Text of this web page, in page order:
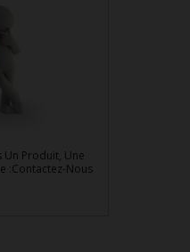
Un Produit, Une
:Contactez-Nous